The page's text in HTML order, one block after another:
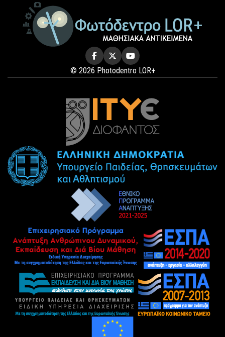
© 2026 Photodentro LOR+